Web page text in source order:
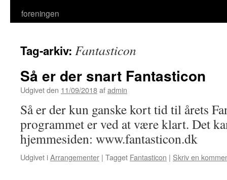
foreningen
Tag-arkiv: Fantasticon
Så er der snart Fantasticon
Udgivet den 11/09/2018afadmin
Så er der kun ganske kort tid til årets
programmet er ved at være klart. Det
hjemmesiden: www.fantasticon.dk
Udgivet iArrangementer | Tagget Fantasticon | Skriv en